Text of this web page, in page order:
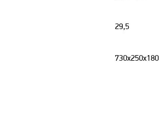
29,5
730х250х180